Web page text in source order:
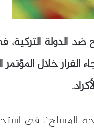
وإنهاء الكفاح المسلح ضد
من أربعة عقود من النزاع الدموي الذي أودى بحياة نحو 40 ألف شخص
المسلح”، في